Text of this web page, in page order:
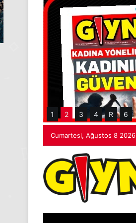
1 2 3 4 R 6
Cumartesi, Ağustos 8 2026